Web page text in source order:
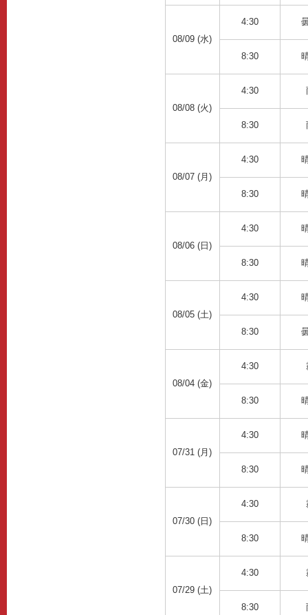
08/09 (水)
4:30
8:30
08/08 (火)
4:30
8:30
08/07 (月)
4:30
8:30
08/06 (日)
4:30
8:30
08/05 (土)
4:30
8:30
08/04 (金)
4:30
8:30
07/31 (月)
4:30
8:30
07/30 (日)
4:30
8:30
07/29 (土)
4:30
8:30